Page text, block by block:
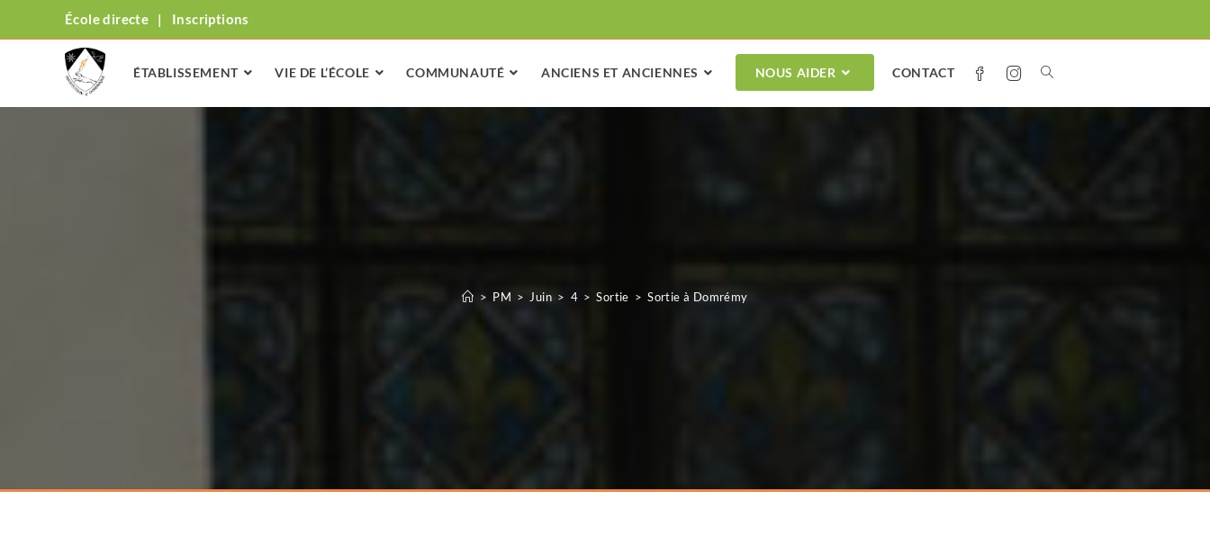
École directe | Inscriptions
ÉTABLISSEMENT VIE DE L’ÉCOLE COMMUNAUTÉ ANCIENS ET ANCIENNES NOUS AIDER CONTACT
> PM > Juin > 4 > Sortie > Sortie à Domrémy